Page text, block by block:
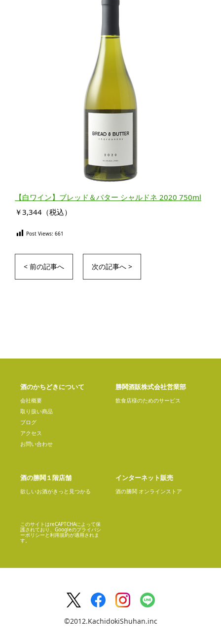
【白ワイン】ブレッド＆バター シャルドネ 2020 750ml
￥3,344（税込）
Post Views: 661
< 前の記事へ 次の記事へ >
酒のかちどきについて
会社概要
取り扱い商品
ブログ
アクセス
お問い合わせ
勝鬨酒販株式会社営業部
飲食店様のためのサービス
酒の勝鬨１階店舗
欲しいお酒がきっと見つかる
インターネット販売
酒の勝鬨 オンラインストア
このサイトはreCAPTCHAによって保
護されており、Googleのプライバシ
ーポリシー と利用規約が適用されま
す。
©2012.KachidokiShuhan.inc